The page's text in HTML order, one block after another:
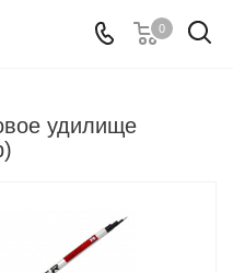
0
удилище